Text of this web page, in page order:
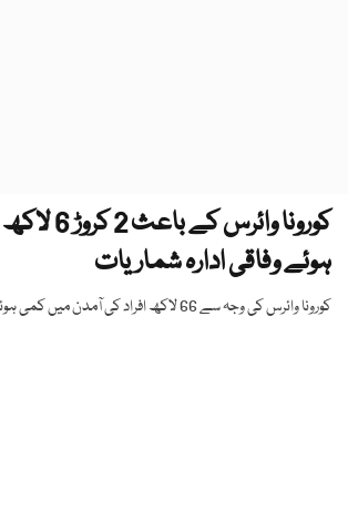
کورونا
ہوئے وفاقی ادارہ شماریات
کورونا وائرس کی وجہ سے 66 لاکھ افراد کی آمدن میں کمی ہوئی، وفاقی ادارہ شماریات